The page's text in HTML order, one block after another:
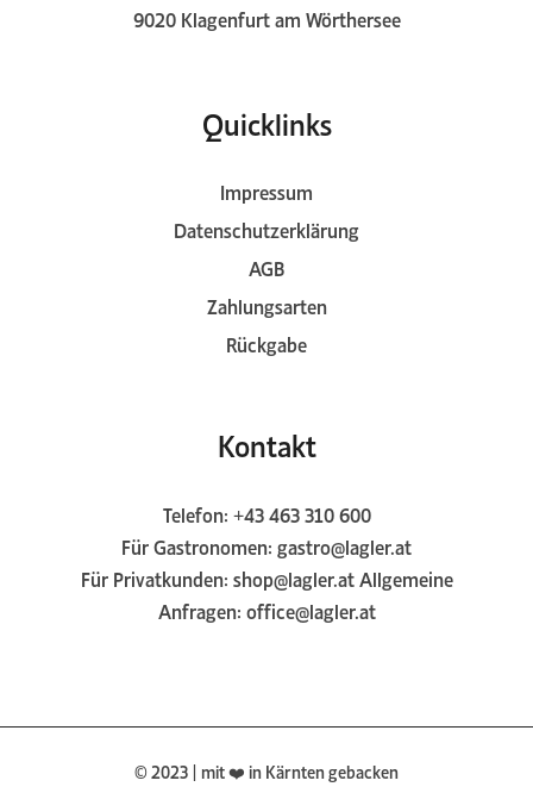
9020 Klagenfurt am Wörthersee
Quicklinks
Impressum
Datenschutzerklärung
AGB
Zahlungsarten
Rückgabe
Kontakt
Telefon: +43 463 310 600
Für Gastronomen: gastro@lagler.at
Für Privatkunden: shop@lagler.atAllgemeine
Anfragen: office@lagler.at
© 2023 | mit ❤️ in Kärnten gebacken